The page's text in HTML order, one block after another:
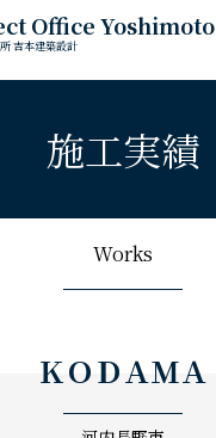
Office Yoshimoto
吉本建築設計
施工実績
Works
ＫＯＤＡＭＡ